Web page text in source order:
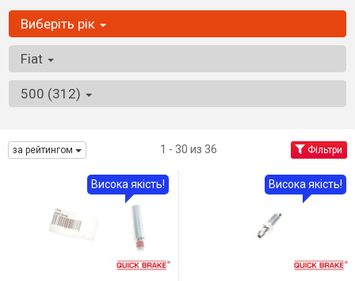
Виберіть рік
Fiat
500 (312)
за рейтингом 1 - 30 из 36 Фільтри
Висока якість! Висока якість!